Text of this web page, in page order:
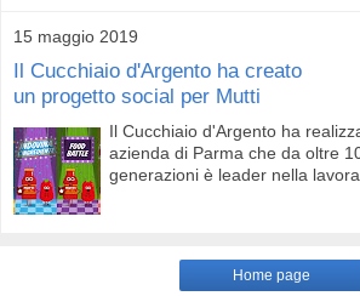
15 maggio 2019
Il Cucchiaio d'Argento ha creato
un progetto social per Mutti
Il Cucchiaio d'Argento ha
azienda di Parma che da oltre
generazioni è leader nella
Home page